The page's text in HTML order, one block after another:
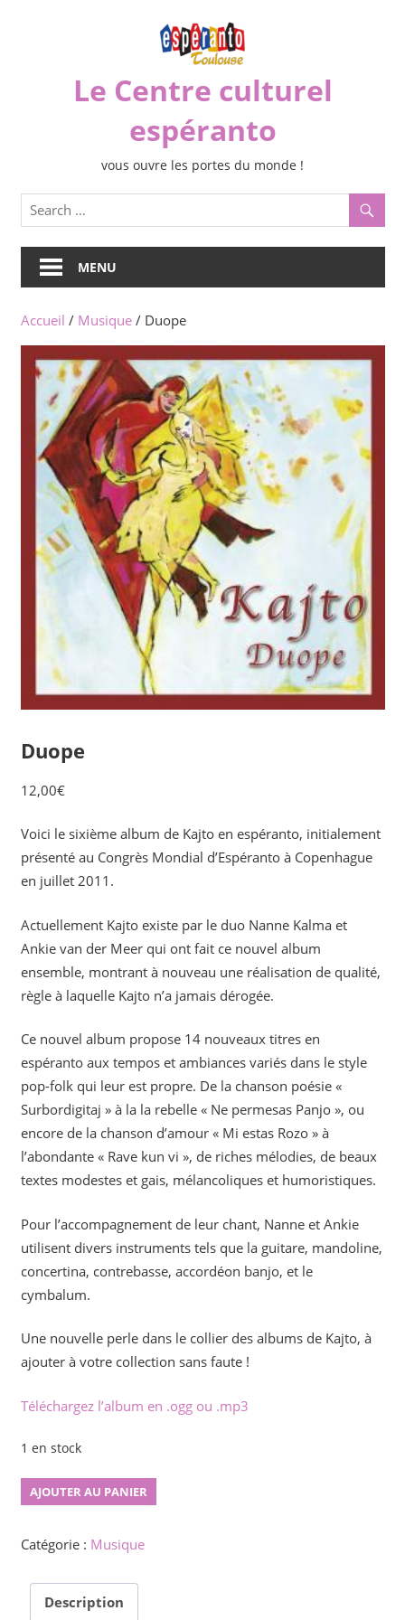
Le Centre culturel
espéranto
vous ouvre les portes du monde !
MENU
Accueil / Musique/ Duope
Duope
12,00€
Voici le sixième album de Kajto en espéranto, initialement
présenté au Congrès Mondial d’Espéranto à Copenhague
en juillet 2011.
Actuellement Kajto existe par le duo Nanne Kalma et
Ankie van der Meer qui ont fait ce nouvel album
ensemble, montrant à nouveau une réalisation de qualité,
règle à laquelle Kajto n’a jamais dérogée.
Ce nouvel album propose 14 nouveaux titres en
espéranto aux tempos et ambiances variés dans le style
pop-folk qui leur est propre. De la chanson poésie «
Surbordigitaj » à la la rebelle « Ne permesas Panjo », ou
encore de la chanson d’amour « Mi estas Rozo » à
l’abondante « Rave kun vi », de riches mélodies, de beaux
textes modestes et gais, mélancoliques et humoristiques.
Pour l’accompagnement de leur chant, Nanne et Ankie
utilisent divers instruments tels que la guitare, mandoline,
concertina, contrebasse, accordéon banjo, et le
cymbalum.
Une nouvelle perle dans le collier des albums de Kajto, à
ajouter à votre collection sans faute !
Téléchargez l’album en .ogg ou .mp3
1 en stock
quantité
Duope
AJOUTER AU PANIER
Catégorie : Musique
Description